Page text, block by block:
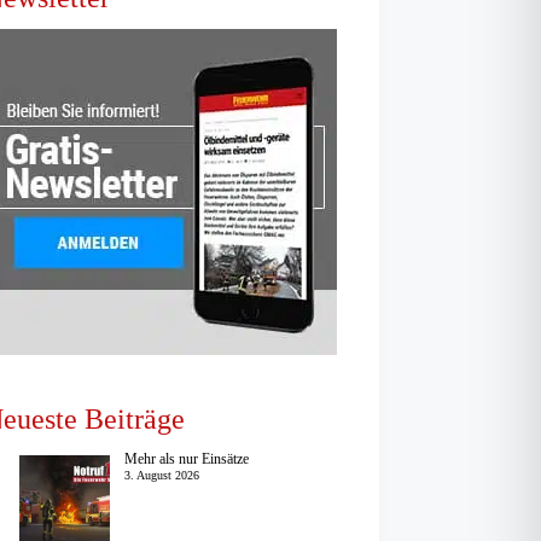
Beiträge
Mehr als nur Einsätze
3. August 2026